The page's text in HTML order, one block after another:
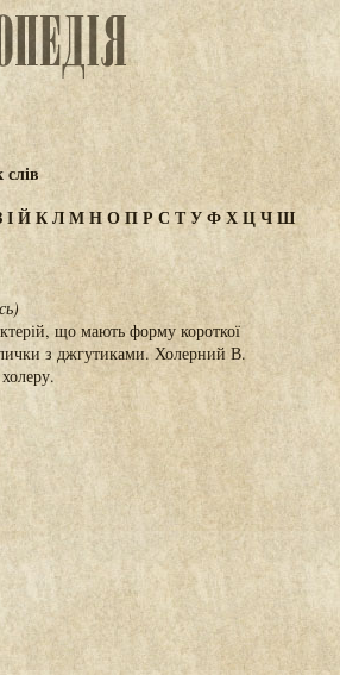
ІЙКЛМНОПР С ТУФХЦЧШ
що мають форму короткої
з джгутиками. Холерний В.